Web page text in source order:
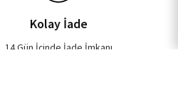
Kolay İade
14 Gün İçinde İade İmkanı